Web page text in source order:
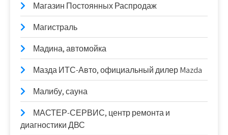
Магазин Постоянных Распродаж
Магистраль
Мадина, автомойка
Мазда ИТС-Авто, официальный дилер Mazda
Малибу, сауна
МАСТЕР-СЕРВИС, центр ремонта и
диагностики ДВС